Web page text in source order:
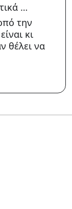
…
την
κι
θέλει να